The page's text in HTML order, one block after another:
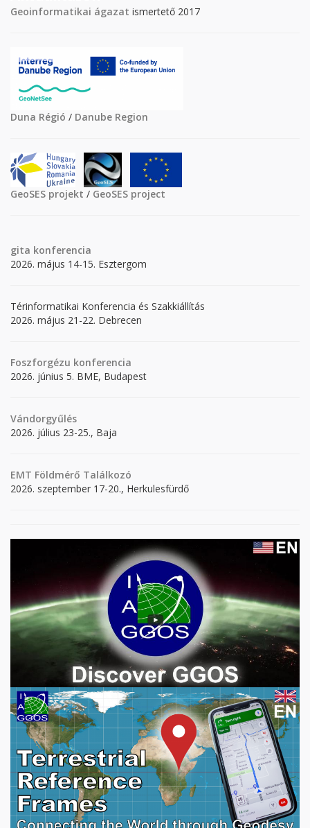
Geoinformatikai ágazat ismertető 2017
Duna Régió / Danube Region
GeoSES projekt / GeoSES project
gita konferencia
2026. május 14-15. Esztergom
Térinformatikai Konferencia és Szakkiállítás
2026. május 21-22. Debrecen
Foszforgézu konferencia
2026. június 5. BME, Budapest
Vándorgyűlés
2026. július 23-25., Baja
EMT Földmérő Találkozó
2026. szeptember 17-20., Herkulesfürdő